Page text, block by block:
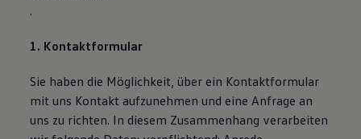
.
1. Kontaktformular
Sie haben die Möglichkeit, über ein Kontaktformular
mit uns Kontakt aufzunehmen und eine Anfrage an
uns zu richten. In diesem Zusammenhang verarbeiten